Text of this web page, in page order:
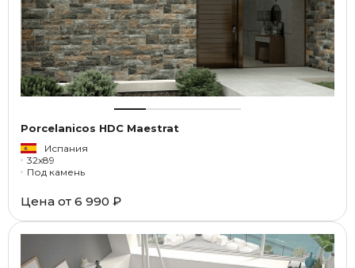
Porcelanicos HDC Maestrat
Испания
32x89
Под камень
Цена от 6 990 ₽